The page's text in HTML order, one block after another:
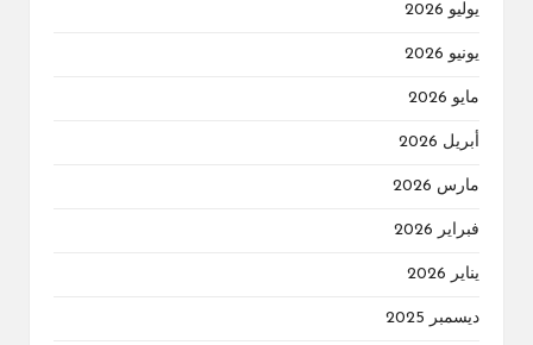
يوليو 2026
يونيو 2026
مايو 2026
أبريل 2026
مارس 2026
فبراير 2026
يناير 2026
ديسمبر 2025